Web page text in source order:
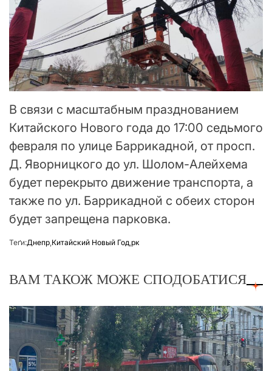
В связи с масштабным празднованием
Китайского Нового года до 17:00 седьмого
февраля по улице Баррикадной, от просп.
Д. Яворницкого до ул. Шолом-Алейхема
будет перекрыто движение транспорта, а
также по ул. Баррикадной с обеих сторон
будет запрещена парковка.
Теґи:Днепр,Китайский Новый Год,рк
ВАМ ТАКОЖ МОЖЕ СПОДОБАТИСЯ